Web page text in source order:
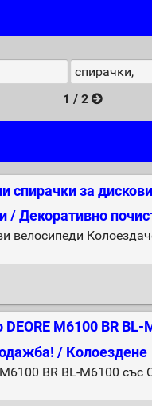
1 / 2
за
/ Декоративно
велосипеди
M6100 BR
/ Колоездене
BR BL-M6100